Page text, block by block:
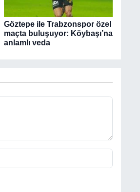
Göztepe ile Trabzonspor özel
maçta buluşuyor: Köybaşı’na
anlamlı veda